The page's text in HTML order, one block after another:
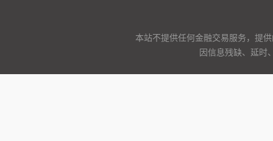
本站不提供任何金融交易服务，提
因信息残缺、延时